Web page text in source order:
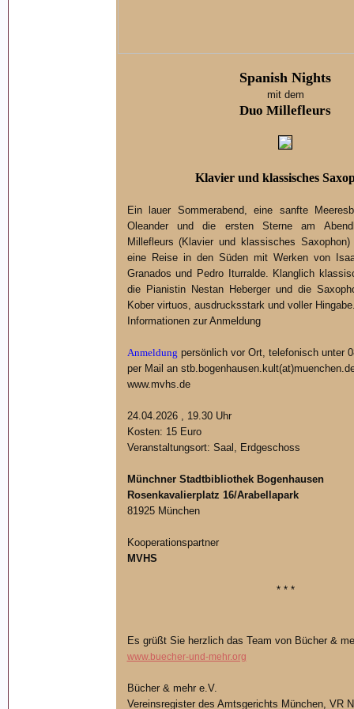
Spanish Nights
mit dem
Duo Millefleurs
Klavier und klassisches
Ein lauer Sommerabend, eine sanfte
Oleander und die ersten Sterne am
Millefleurs (Klavier und klassisches
eine Reise in den Süden mit Werken von
Granados und Pedro Iturralde. Klanglich
die Pianistin Nestan Heberger und die
Kober virtuos, ausdrucksstark und voller
Informationen zur Anmeldung
Anmeldung persönlich vor Ort, telefonisch unter
per Mail an
www.mvhs.de
24.04.2026 , 19.30 Uhr
Kosten: 15 Euro
Veranstaltungsort: Saal, Erdgeschoss
Münchner Stadtbibliothek Bogenhausen
Rosenkavalierplatz 16/Arabellapark
81925 München
Kooperationspartner
MVHS
* * *
Es grüßt Sie herzlich das Team von Bücher &
www.buecher-und-mehr.org
Bücher & mehr e.V.
Vereinsregister des Amtsgerichts München, VR